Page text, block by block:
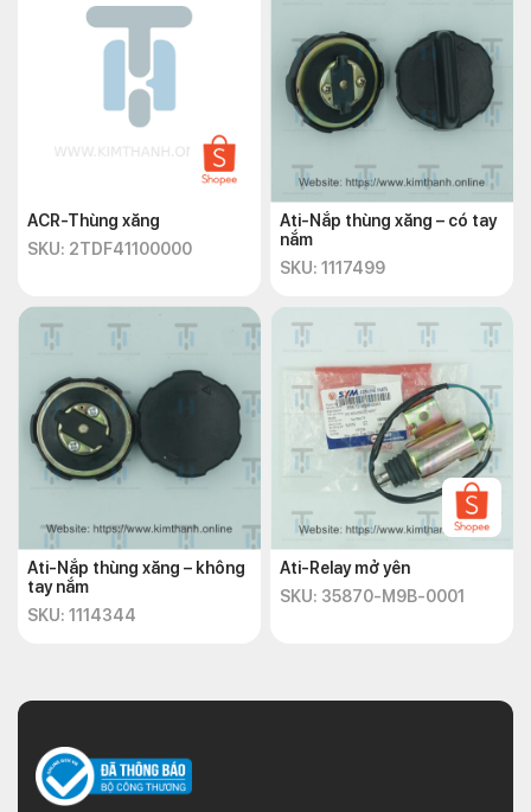
ACR-Thùng xăng
SKU: 2TDF41100000
Ati-Nắp thùng xăng – có tay
nắm
SKU: 1117499
Ati-Nắp thùng xăng – không
tay nắm
SKU: 1114344
Ati-Relay mở yên
SKU: 35870-M9B-0001